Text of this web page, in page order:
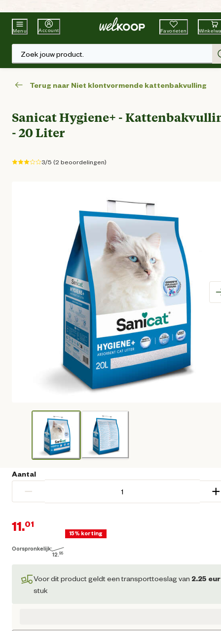
Beste WinkelketenTuin & Dier
Menu Account Favorieten
Zoek jouw product.
Terug naar Niet klontvormende kattenbakvulling
Sanicat Hygiene+ -
- 20 Liter
3/5 (2 beoordelingen)
Aantal
− +
Oorspronkelijk:
12.95
11.01
Huidige prijs € 11,01
15% korting
Voor dit product geldt een transporttoeslag van 2.25
stuk